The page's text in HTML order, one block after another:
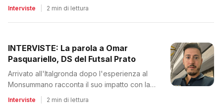
Interviste 2 min di lettura
INTERVISTE: La parola a Omar
Pasquariello, DS del Futsal Prato
Arrivato all'Italgronda dopo l'esperienza al
Monsummano racconta il suo impatto con la
nuova realtà
Interviste 2 min di lettura